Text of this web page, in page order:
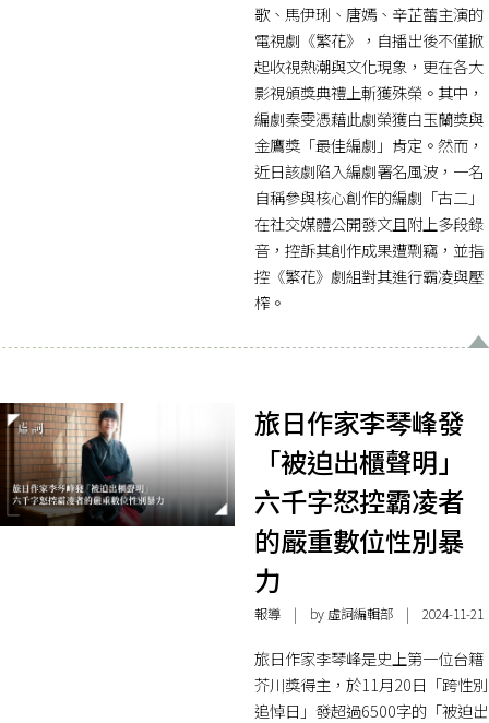
歌、馬伊琍、唐嫣、辛芷蕾主演的
電視劇《繁花》，自播出後不僅掀
起收視熱潮與文化現象，更在各大
影視頒獎典禮上斬獲殊榮。其中，
編劇秦雯憑藉此劇榮獲白玉蘭獎與
金鷹獎「最佳編劇」肯定。然而，
近日該劇陷入編劇署名風波，一名
自稱參與核心創作的編劇「古二」
在社交媒體公開發文且附上多段錄
音，控訴其創作成果遭剽竊，並指
控《繁花》劇組對其進行霸凌與壓
榨。
旅日作家李琴峰發
「被迫出櫃聲明」
六千字怒控霸凌者
的嚴重數位性別暴
力
報導| by 虛詞編輯部 | 2024-11-21
旅日作家李琴峰是史上第一位台籍
芥川獎得主，於11月20日「跨性別
追悼日」發超過6500字的「被迫出